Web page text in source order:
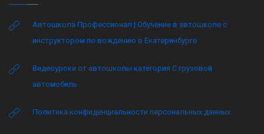
Автошкола Профессионал | Обучение в автошколе с
инструктором по вождению в Екатеринбурге
Видеоуроки от автошколы категория C грузовой
автомобиль
Политика конфиденциальности персональных данных